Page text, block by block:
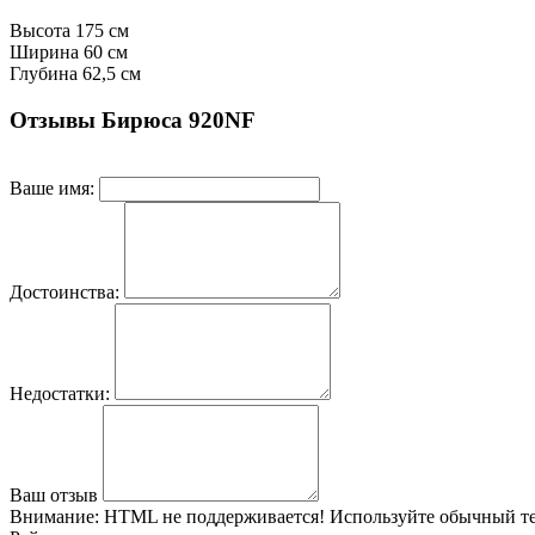
Высота 175 см
Ширина 60 см
Глубина 62,5 см
Отзывы Бирюса 920NF
Ваше имя:
Достоинства:
Недостатки:
Ваш отзыв
Внимание: HTML не поддерживается! Используйте обычный